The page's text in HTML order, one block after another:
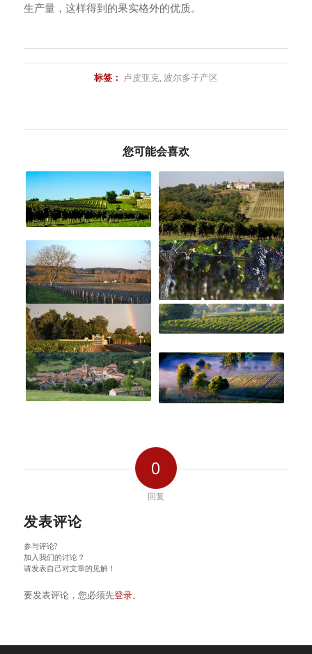
生产量， 这样得到的果实格外的优质。
标签： 卢皮亚克,波尔多子产区
您可能会喜欢
0
回复
发表评论
参与评论?
加入我们的讨论？
请发表自己对文章的见解！
要发表评论，您必须先登录。